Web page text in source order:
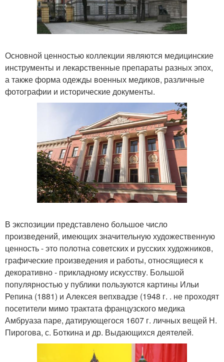
Основной ценностью коллекции являются медицинские
инструменты и лекарственные препараты разных эпох,
а также форма одежды военных медиков, различные
фотографии и исторические документы.
В экспозиции представлено большое число
произведений, имеющих значительную художественную
ценность - это полотна советских и русских художников,
графические произведения и работы, относящиеся к
декоративно - прикладному искусству. Большой
популярностью у публики пользуются картины Ильи
Репина (1881) и Алексея вепхвадзе (1948 г. . не проходят
посетители мимо трактата французского медика
Амбруаза паре, датирующегося 1607 г. личных вещей Н.
Пирогова, с. Боткина и др. Выдающихся деятелей.